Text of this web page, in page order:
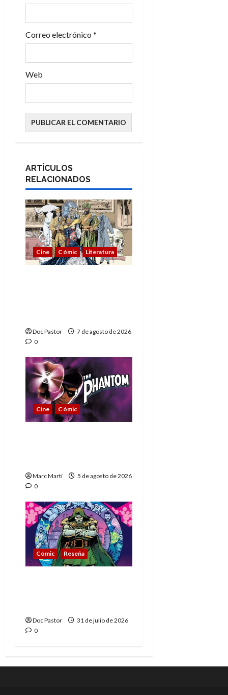
s
Correo electrónico *
Web
ARTÍCULOS
RELACIONADOS
Cine Cómic Literatura
Doc Pastor
7 de agosto de 2026
0
Cine Cómic
Marc Martí
5 de agosto de 2026
0
Cómic Reseña
Doc Pastor
31 de julio de 2026
0